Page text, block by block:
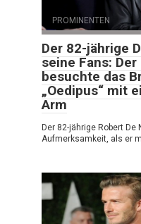
PROMINENTEN
Der 82-jährige
seine Fans:
besuchte das
„Oedipus“ mit
Arm
Der 82-jährige Robert
Aufmerksamkeit, als er